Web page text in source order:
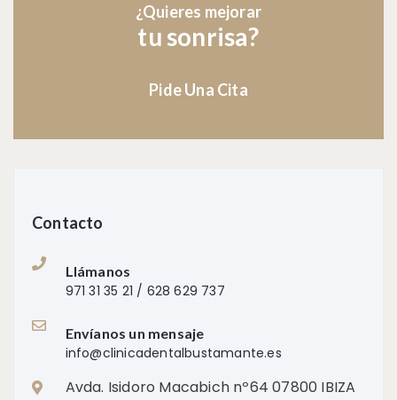
¿Quieres mejorar
tu sonrisa?
Pide Una Cita
Contacto
Llámanos
971 31 35 21 / 628 629 737
Envíanos un mensaje
info@clinicadentalbustamante.es
Avda. Isidoro Macabich nº64 07800 IBIZA